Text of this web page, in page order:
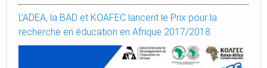
L’ADEA, la BAD et KOAFEC lancent le Prix pour la
recherche en éducation en Afrique 2017/2018